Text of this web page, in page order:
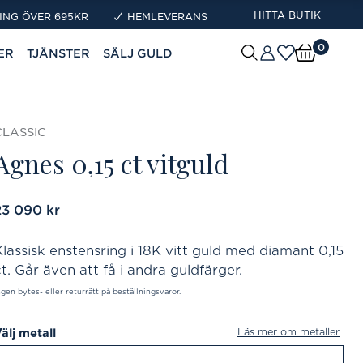
ÖVER 695KR HEMLEVERANS HITTA BUTIK
TJÄNSTER SÄLJ GULD 0
0,15 ct vitguld
:23 090 kr
090 kr
enstensring i 18K vitt guld med diamant 0,15
Går även att få i andra guldfärger.
bytes- eller returrätt på beställningsvaror.
metall Läs mer om metaller